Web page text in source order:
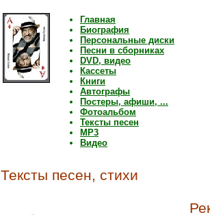
Главная
Биография
Персональные диски
Песни в сборниках
DVD, видео
Кассеты
Книги
Автографы
Постеры, афиши, ...
Фотоальбом
Тексты песен
MP3
Видео
Тексты песен, стихи